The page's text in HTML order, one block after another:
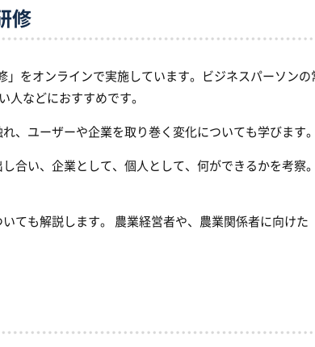
修
」をオンラインで実施しています。ビジネスパーソン
人などにおすすめです。
、ユーザーや企業を取り巻く変化についても学びます。
合い、企業として、個人として、何ができるかを考察
ても解説します。 農業経営者や、農業関係者に向けた